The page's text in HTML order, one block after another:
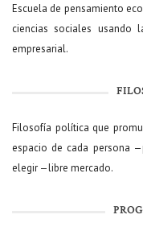
Escuela de pensamiento
ciencias sociales
empresarial.
Filosofía política que
espacio de cada persona
elegir —libre mercado.